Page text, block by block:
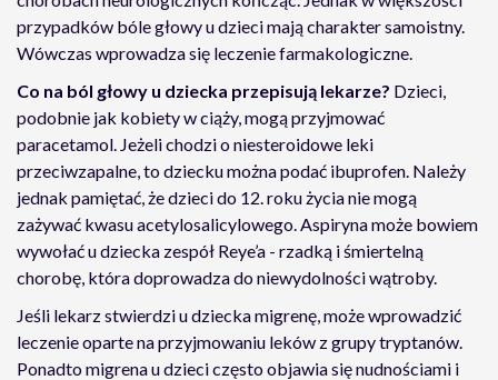
przypadków bóle głowy u dzieci mają charakter samoistny.
Wówczas wprowadza się leczenie farmakologiczne.
Co na ból głowy u dziecka przepisują lekarze? Dzieci,
podobnie jak kobiety w ciąży, mogą przyjmować
paracetamol. Jeżeli chodzi o niesteroidowe leki
przeciwzapalne, to dziecku można podać ibuprofen. Należy
jednak pamiętać, że dzieci do 12. roku życia nie mogą
zażywać kwasu acetylosalicylowego. Aspiryna może bowiem
wywołać u dziecka zespół Reye’a - rzadką i śmiertelną
chorobę, która doprowadza do niewydolności wątroby.
Jeśli lekarz stwierdzi u dziecka migrenę, może wprowadzić
leczenie oparte na przyjmowaniu leków z grupy tryptanów.
Ponadto migrena u dzieci często objawia się nudnościami i